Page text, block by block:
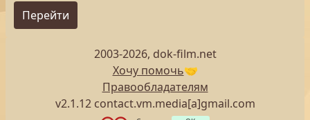
Перейти
2003-2026, dok-film.net
Хочу помочь🤝
Правообладателям
v2.1.12 contact.vm.media[a]gmail.com